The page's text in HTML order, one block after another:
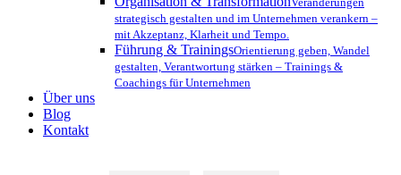
strategisch gestalten und im Unternehmen verankern –
mit Akzeptanz, Klarheit und Tempo.
Führung & TrainingsOrientierung geben, Wandel
gestalten, Verantwortung stärken – Trainings &
Coachings für Unternehmen
Über uns
Blog
Kontakt